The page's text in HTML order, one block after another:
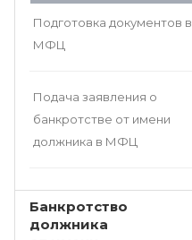
Подготовка документов в
МФЦ
Подача заявления о
банкротстве от имени
должника в МФЦ
Банкротство
должника